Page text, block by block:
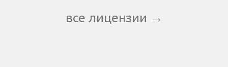
все лицензии →